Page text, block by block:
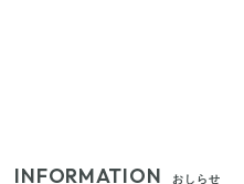
INFORMATION おしらせ